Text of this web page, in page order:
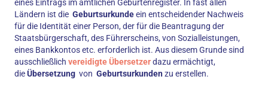
eines Eintrags im amtlichen Geburtenregister. In fast allen
Ländern ist die Geburtsurkundeein entscheidender Nachweis
für die Identität einer Person, der für die Beantragung der
Staatsbürgerschaft, des Führerscheins, von Sozialleistungen,
eines Bankkontos etc. erforderlich ist. Aus diesem Grunde sind
ausschließlich vereidigte Übersetzerdazu ermächtigt,
dieÜbersetzung von Geburtsurkunden zu erstellen.